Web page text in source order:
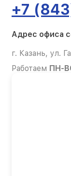
+7
Адрес офиса
г. Казань, ул.
Работаем ПН-